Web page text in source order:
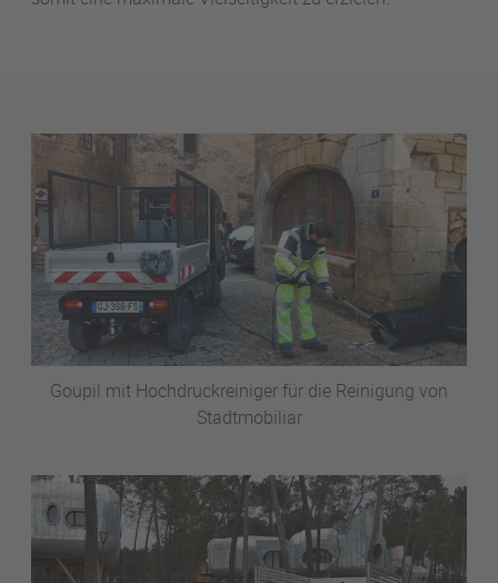
Goupil mit Hochdruckreiniger für die Reinigung von
Stadtmobiliar